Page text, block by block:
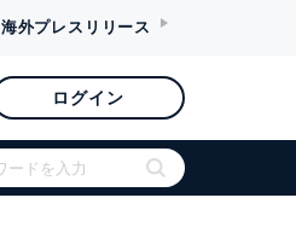
海外プレスリリース
ログイン